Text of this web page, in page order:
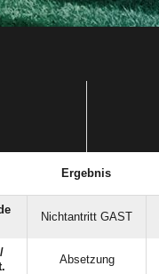
Ergebnis
Nichtantritt GAST
Absetzung